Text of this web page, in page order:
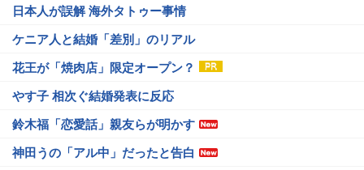
日本人が誤解 海外タトゥー事情
ケニア人と結婚「差別」のリアル
花王が「焼肉店」限定オープン？
やす子 相次ぐ結婚発表に反応
鈴木福「恋愛話」親友らが明かす
神田うの「アル中」だったと告白